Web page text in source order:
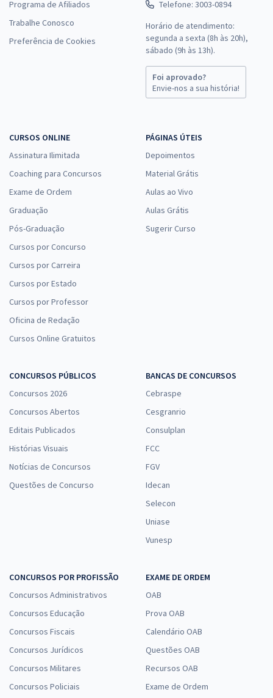
Programa de Afiliados
Trabalhe Conosco
Preferência de Cookies
Telefone: 3003-0894
Horário de atendimento:
segunda a sexta (8h às 20h),
sábado (9h às 13h).
Foi aprovado?
Envie-nos a sua história!
CURSOS ONLINE
Assinatura Ilimitada
Coaching para Concursos
Exame de Ordem
Graduação
Pós-Graduação
Cursos por Concurso
Cursos por Carreira
Cursos por Estado
Cursos por Professor
Oficina de Redação
Cursos Online Gratuitos
PÁGINAS ÚTEIS
Depoimentos
Material Grátis
Aulas ao Vivo
Aulas Grátis
Sugerir Curso
CONCURSOS PÚBLICOS
Concursos 2026
Concursos Abertos
Editais Publicados
Histórias Visuais
Notícias de Concursos
Questões de Concurso
BANCAS DE CONCURSOS
Cebraspe
Cesgranrio
Consulplan
FCC
FGV
Idecan
Selecon
Uniase
Vunesp
CONCURSOS POR PROFISSÃO
Concursos Administrativos
Concursos Educação
Concursos Fiscais
Concursos Jurídicos
Concursos Militares
Concursos Policiais
EXAME DE ORDEM
OAB
Prova OAB
Calendário OAB
Questões OAB
Recursos OAB
Exame de Ordem